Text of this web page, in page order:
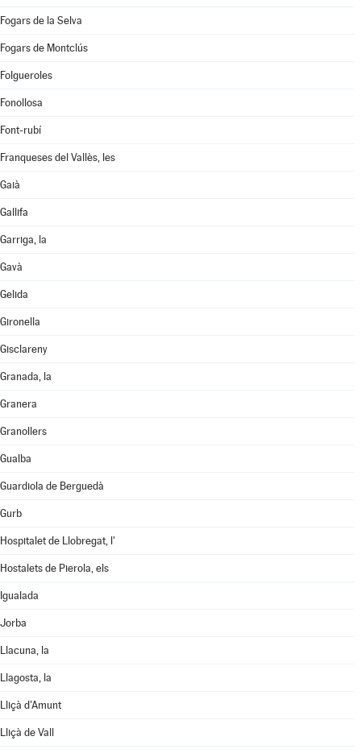
Fogars de la Selva
Fogars de Montclús
Folgueroles
Fonollosa
Font-rubí
Franqueses del Vallès, les
Gaià
Gallifa
Garriga, la
Gavà
Gelida
Gironella
Gisclareny
Granada, la
Granera
Granollers
Gualba
Guardiola de Berguedà
Gurb
Hospitalet de Llobregat, l'
Hostalets de Pierola, els
Igualada
Jorba
Llacuna, la
Llagosta, la
Lliçà d'Amunt
Lliçà de Vall